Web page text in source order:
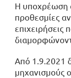
Η υποχρέωση
προθεσμίες
Από 1.9.2021
μηχανισμούς